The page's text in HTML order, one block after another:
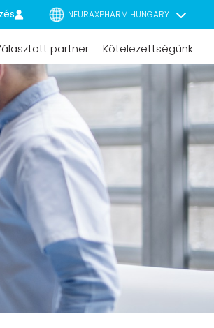
NEURAXPHARM HUNGARY
partner Kötelezettségünk